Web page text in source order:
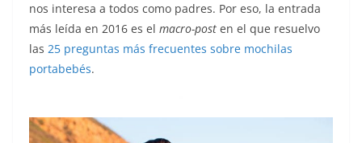
nos interesa a todos como padres. Por eso, la entrada
más leída en 2016 es el macro-post en el que resuelvo
las 25 preguntas más frecuentes sobre mochilas
portabebés.